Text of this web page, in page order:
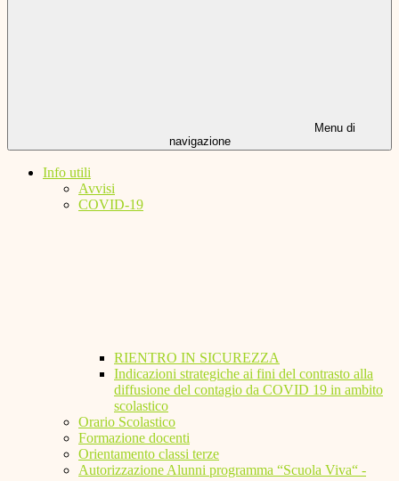
Menu di
navigazione
Info utili
Avvisi
COVID-19
RIENTRO IN SICUREZZA
Indicazioni strategiche ai fini del contrasto alla
diffusione del contagio da COVID 19 in ambito
scolastico
Orario Scolastico
Formazione docenti
Orientamento classi terze
Autorizzazione Alunni programma “Scuola Viva“ -